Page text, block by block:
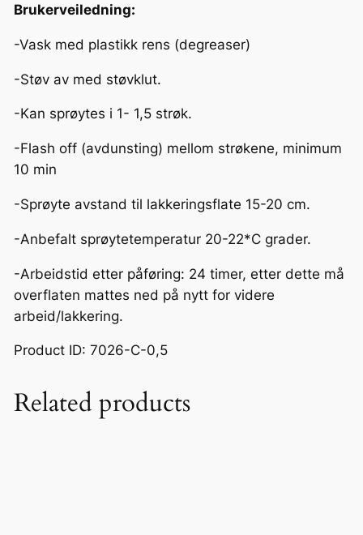
Brukerveiledning:
-Vask med plastikk rens (degreaser)
-Støv av med støvklut.
-Kan sprøytes i 1- 1,5 strøk.
-Flash off (avdunsting) mellom strøkene, minimum
10 min
-Sprøyte avstand til lakkeringsflate 15-20 cm.
-Anbefalt sprøytetemperatur 20-22*C grader.
-Arbeidstid etter påføring: 24 timer, etter dette må
overflaten mattes ned på nytt for videre
arbeid/lakkering.
Product ID: 7026-C-0,5
Related products